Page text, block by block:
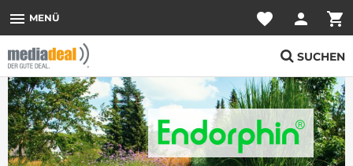
menu MENÜ favorite person shopping_cart
SUCHEN